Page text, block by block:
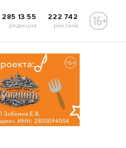
285 13 55
редакция
222 742
реклама